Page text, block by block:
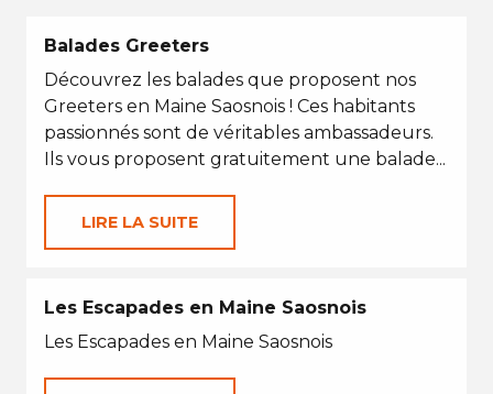
Balades Greeters
Découvrez les balades que proposent nos
Greeters en Maine Saosnois ! Ces habitants
passionnés sont de véritables ambassadeurs.
Ils vous proposent gratuitement une balade...
LIRE LA SUITE
Les Escapades en Maine Saosnois
Les Escapades en Maine Saosnois